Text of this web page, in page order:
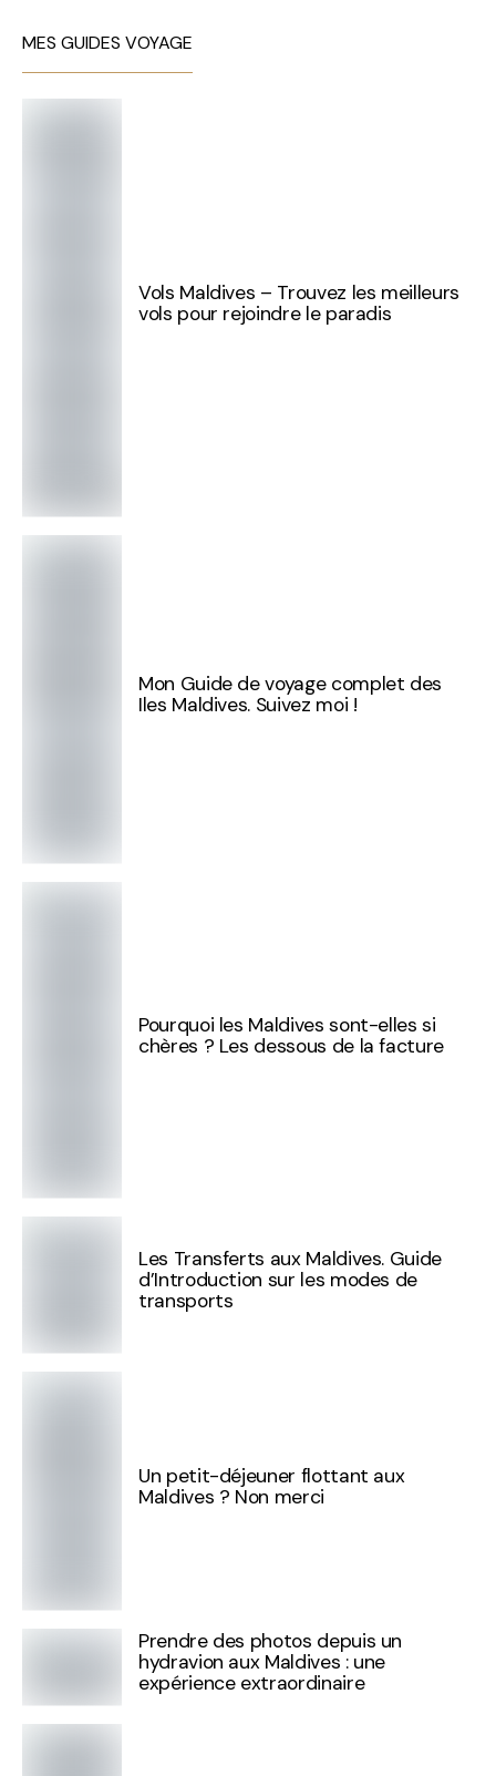
MES GUIDES VOYAGE
Vols Maldives – Trouvez les meilleurs
vols pour rejoindre le paradis
Mon Guide de voyage complet des
Iles Maldives. Suivez moi !
Pourquoi les Maldives sont-elles si
chères ? Les dessous de la facture
Les Transferts aux Maldives. Guide
d’Introduction sur les modes de
transports
Un petit-déjeuner flottant aux
Maldives ? Non merci
Prendre des photos depuis un
hydravion aux Maldives : une
expérience extraordinaire